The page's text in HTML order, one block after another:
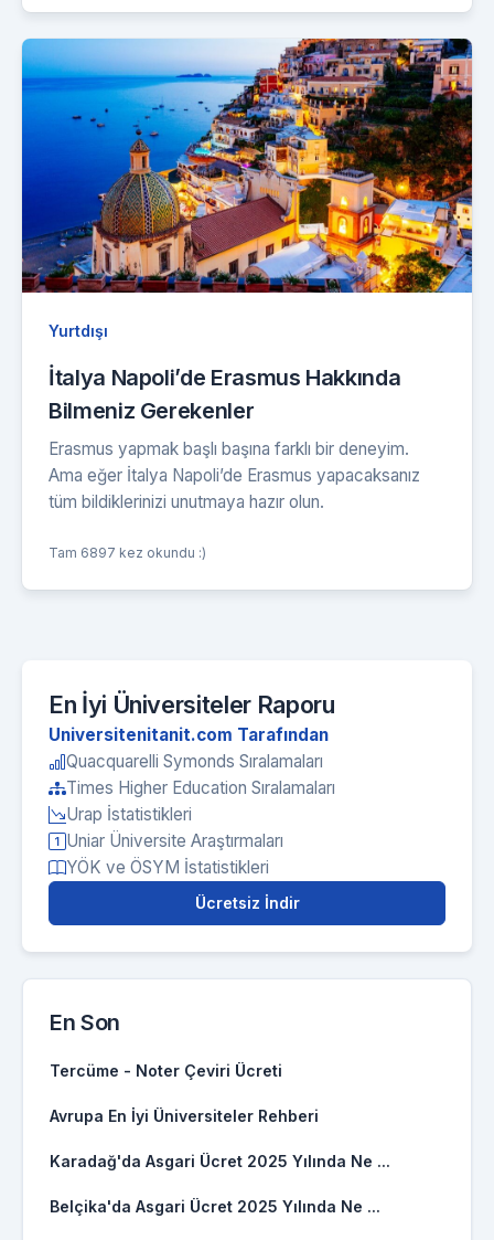
Yurtdışı
İtalya Napoli’de Erasmus Hakkında
Bilmeniz Gerekenler
Erasmus yapmak başlı başına farklı bir deneyim.
Ama eğer İtalya Napoli’de Erasmus yapacaksanız
tüm bildiklerinizi unutmaya hazır olun.
Tam 6897 kez okundu :)
En İyi Üniversiteler Raporu
Universitenitanit.com Tarafından
Quacquarelli Symonds Sıralamaları
Times Higher Education Sıralamaları
Urap İstatistikleri
Uniar Üniversite Araştırmaları
YÖK ve ÖSYM İstatistikleri
Ücretsiz İndir
En Son
Tercüme - Noter Çeviri Ücreti
Avrupa En İyi Üniversiteler Rehberi
Karadağ'da Asgari Ücret 2025 Yılında Ne ...
Belçika'da Asgari Ücret 2025 Yılında Ne ...